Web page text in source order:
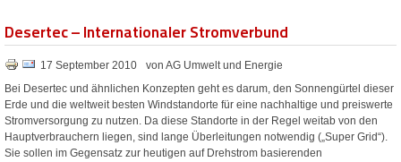
Desertec – Internationaler Stromverbund
17 September 2010
von AG Umwelt und Energie
Bei Desertec und ähnlichen Konzepten geht es darum, den Sonnengürtel dieser
Erde und die weltweit besten Windstandorte für eine nachhaltige und preiswerte
Stromversorgung zu nutzen. Da diese Standorte in der Regel weitab von den
Hauptverbrauchern liegen, sind lange Überleitungen notwendig („Super Grid“).
Sie sollen im Gegensatz zur heutigen auf Drehstrom basierenden